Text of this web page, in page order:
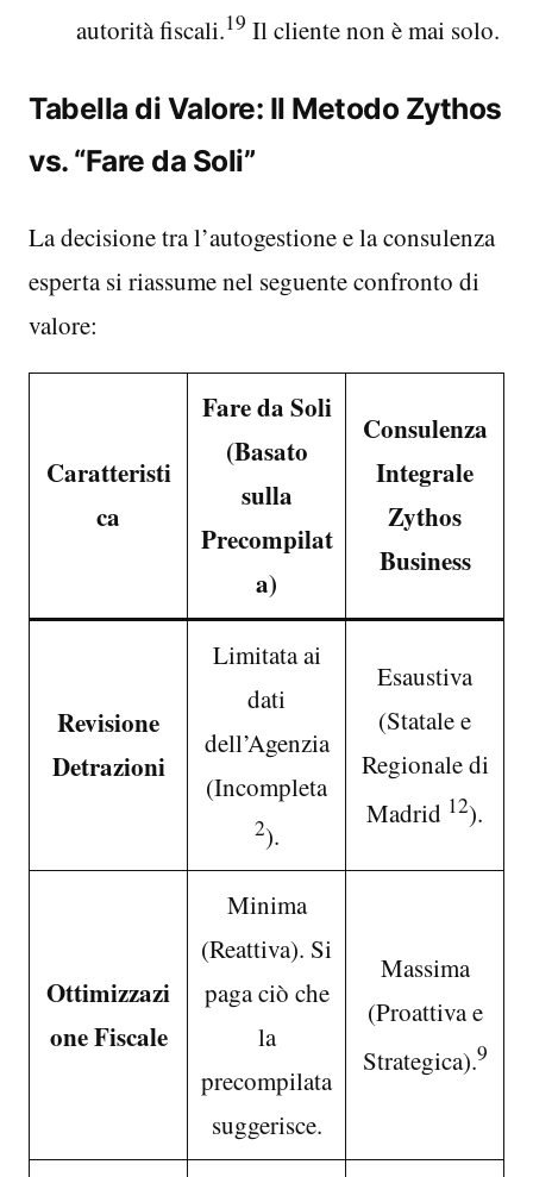
autorità fiscali.19 Il cliente non è mai solo.
Tabella di Valore: Il Metodo Zythos
vs. “Fare da Soli”
La decisione tra l’autogestione e la consulenza
esperta si riassume nel seguente confronto di
valore:
Caratteristi
ca
Fare da Soli
(Basato
sulla
Precompilat
a)
Consulenza
Integrale
Zythos
Business
Revisione
Detrazioni
Limitata ai
dati
dell’Agenzia
(Incompleta
2).
Esaustiva
(Statale e
Regionale di
Madrid 12).
Ottimizzazi
one Fiscale
Minima
(Reattiva). Si
paga ciò che
la
precompilata
suggerisce.
Massima
(Proattiva e
Strategica).9